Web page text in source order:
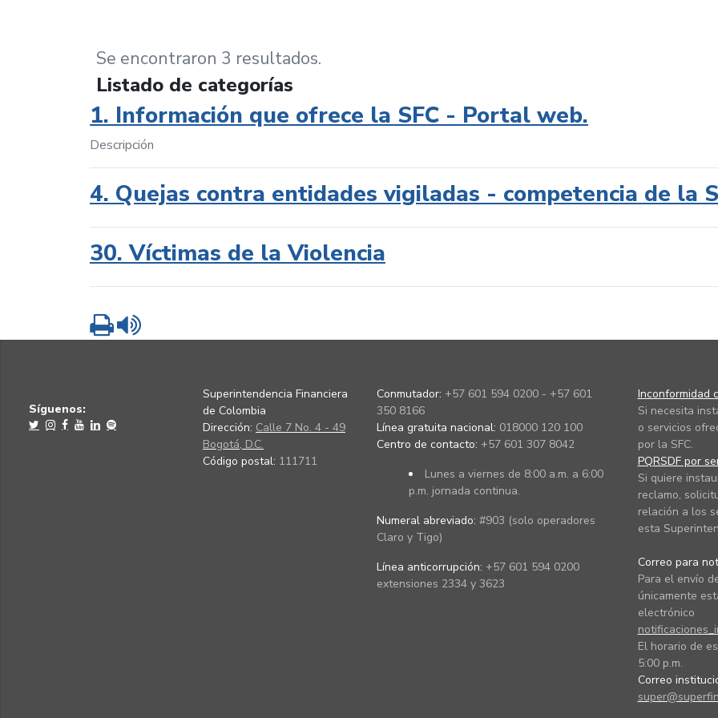
Se encontraron 3 resultados.
Listado de categorías
1. Información que ofrece la SFC - Portal web.
Descripción
4. Quejas contra entidades vigiladas - competencia de la
30. Víctimas de la Violencia
Imprimir
Síguenos:
Superintendencia Financiera
de Colombia
Dirección: Calle 7 No. 4 - 49
Bogotá, D.C.
Código postal: 111711
Conmutador: +57 601 594 0200 - +57 601
350 8166
Línea gratuita nacional: 018000 120 100
Centro de contacto: +57 601 307 8042
Lunes a viernes de 8:00 a.m. a 6:00
p.m. jornada continua.
Numeral abreviado: #903 (solo operadores
Claro y Tigo)
Línea anticorrupción: +57 601 594 0200
extensiones 2334 y 3623
Inconformidad
Si necesita
o servicios
por la SFC.
PQRSDF por
Si quiere
reclamo,
relación a los
esta
Correo para
Para el envío
únicamente
electrónico
El horario de
5:00 p.m.
Correo